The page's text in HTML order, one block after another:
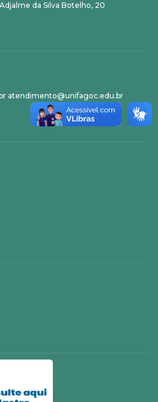
da Silva Botelho, 20
atendimento@unifagoc.edu.br